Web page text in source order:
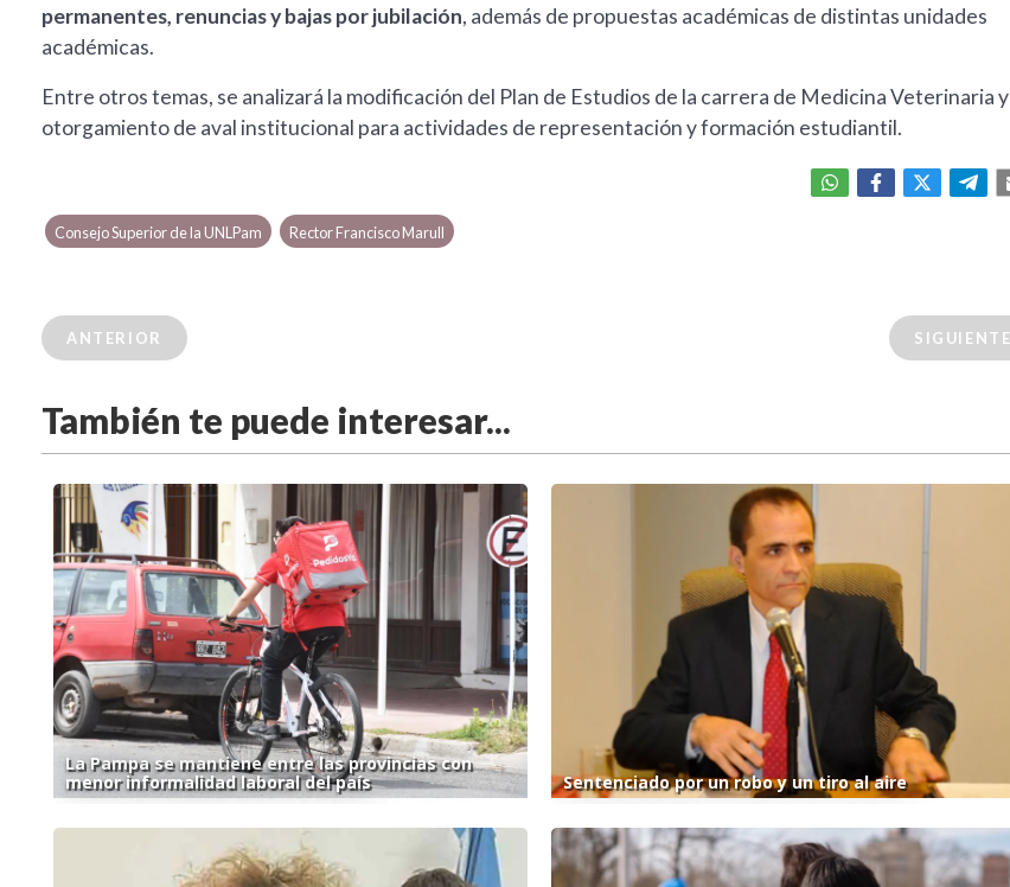
permanentes, renuncias y bajas por jubilación, además de propuestas académicas de distintas unidades
académicas.
Entre otros temas, se analizará la modificación del Plan de Estudios de la carrera de Medicina Veterinaria
otorgamiento de aval institucional para actividades de representación y formación estudiantil.
Consejo Superior de la UNLPam Rector Francisco Marull
ANTERIOR SIGUIENTE
También te puede interesar...
La Pampa se mantiene entre las provincias con
menor informalidad laboral del país
Sentenciado por un robo y un tiro al aire